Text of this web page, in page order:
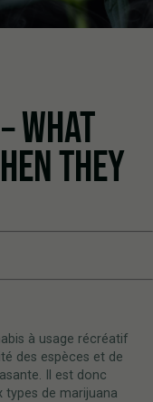
WHAT
THEY
à usage récréatif
des espèces et de
Il est donc
de marijuana